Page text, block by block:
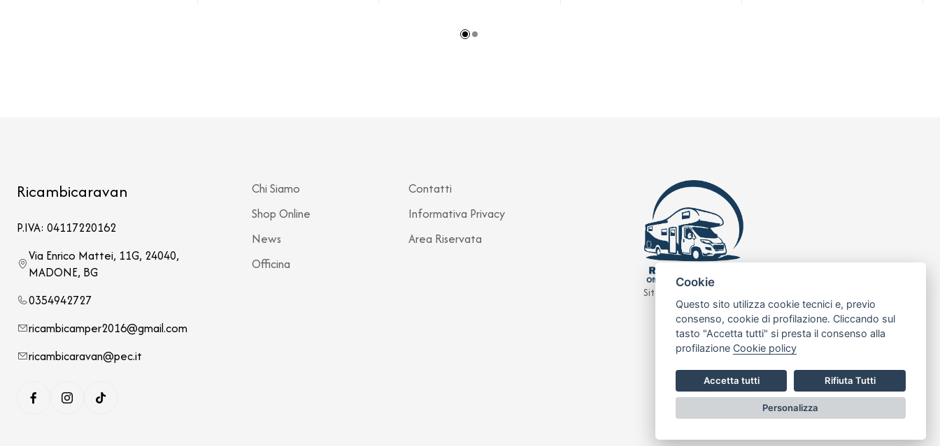
Ricambicaravan
P.IVA: 04117220162
Via Enrico Mattei, 11G, 24040,
MADONE, BG
0354942727
ricambicamper2016@gmail.com
ricambicaravan@pec.it
Chi Siamo
Shop Online
News
Officina
Contatti
Informativa Privacy
Area Riservata
Sito realizzato da
Cookie
Questo sito utilizza cookie tecnici e, previo
consenso, cookie di profilazione. Cliccando sul
tasto "Accetta tutti" si presta il consenso alla
profilazione Cookie policy
Accetta tutti Rifiuta Tutti
Personalizza